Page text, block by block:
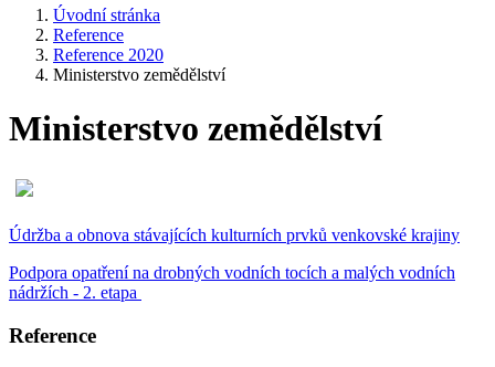
Úvodní stránka
Reference
Reference 2020
Ministerstvo zemědělství
Ministerstvo zemědělství
Údržba a obnova stávajících kulturních prvků venkovské krajiny
Podpora opatření na drobných vodních tocích a malých vodních
nádržích - 2. etapa
Reference